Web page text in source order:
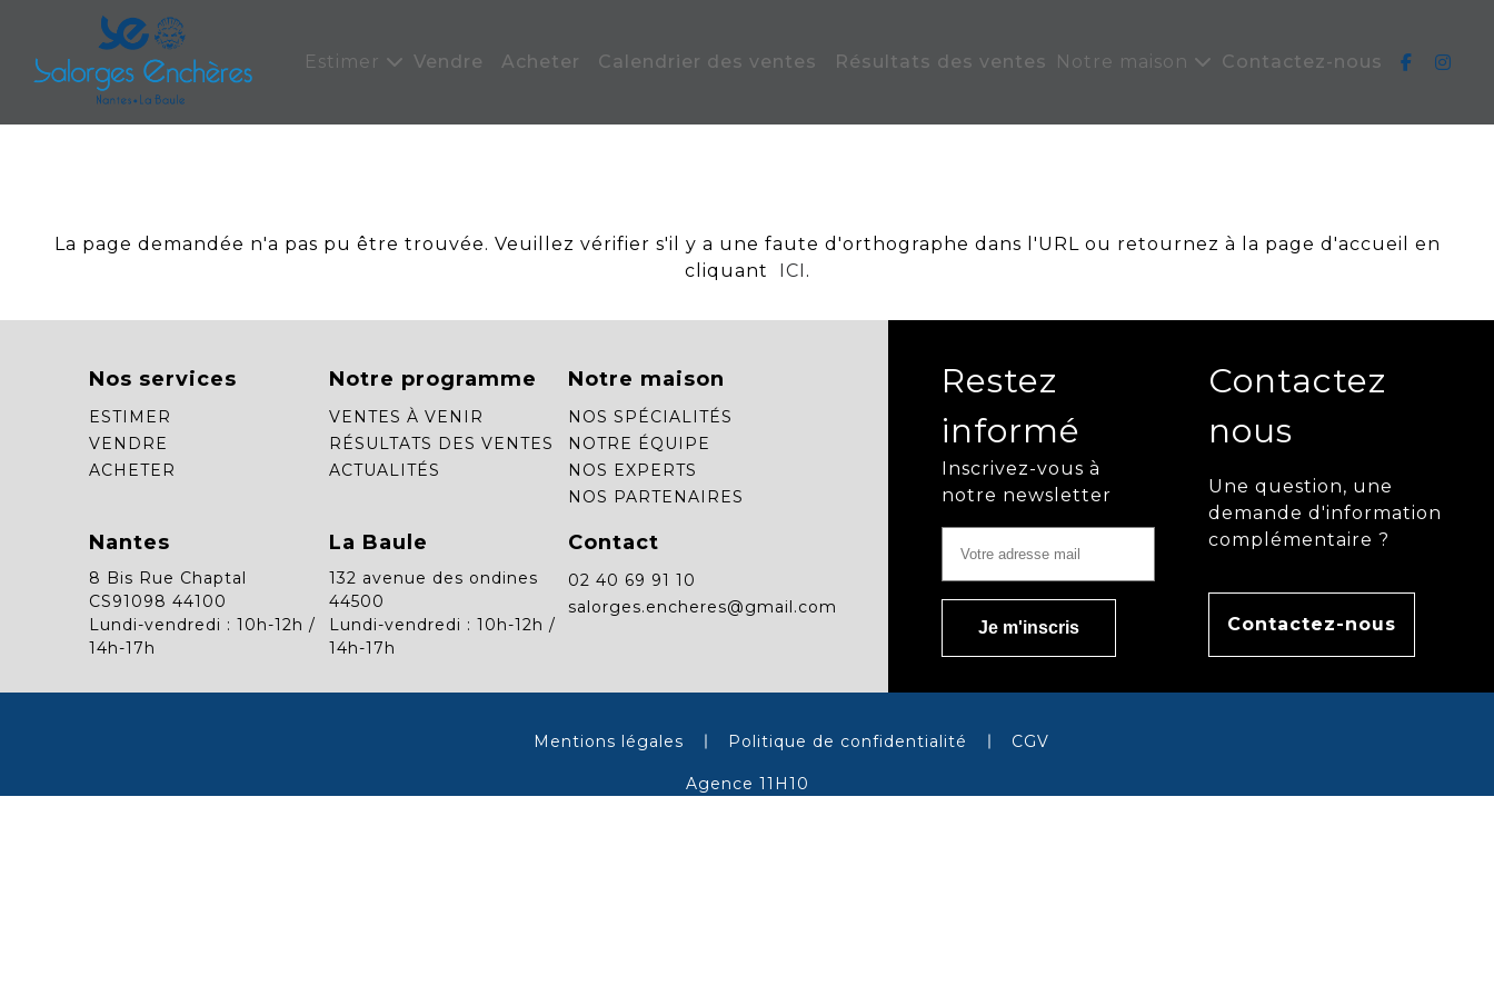
Estimer Vendre Acheter Calendrier des ventes Résultats des ventes Notre maison Contactez-nous
La page demandée n'a pas pu être trouvée. Veuillez vérifier s'il y a une faute d'orthographe dans l'URL ou retournez à la page d'accueil en
cliquant
ICI .
Nos services
ESTIMER
VENDRE
ACHETER
Notre programme
VENTES À VENIR
RÉSULTATS DES VENTES
ACTUALITÉS
Notre maison
NOS SPÉCIALITÉS
NOTRE ÉQUIPE
NOS EXPERTS
NOS PARTENAIRES
Nantes
8 Bis Rue Chaptal
CS91098 44100
Lundi-vendredi : 10h-12h /
14h-17h
La Baule
132 avenue des ondines
44500
Lundi-vendredi : 10h-12h /
14h-17h
Contact
02 40 69 91 10
salorges.encheres@gmail.com
Restez
informé
Inscrivez-vous à
notre newsletter
Contactez
nous
Une question, une
demande d'information
complémentaire ?
Contactez-nous
Mentions légales Politique de confidentialité CGV
Agence 11H10
Panneau de gestion des cookies